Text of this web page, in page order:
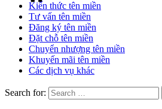
Kiến thức tên miền
Tư vấn tên miền
Đăng ký tên miền
Đặt chỗ tên miền
Chuyển nhượng tên miền
Khuyến mãi tên miền
Các dịch vụ khác
Search for: